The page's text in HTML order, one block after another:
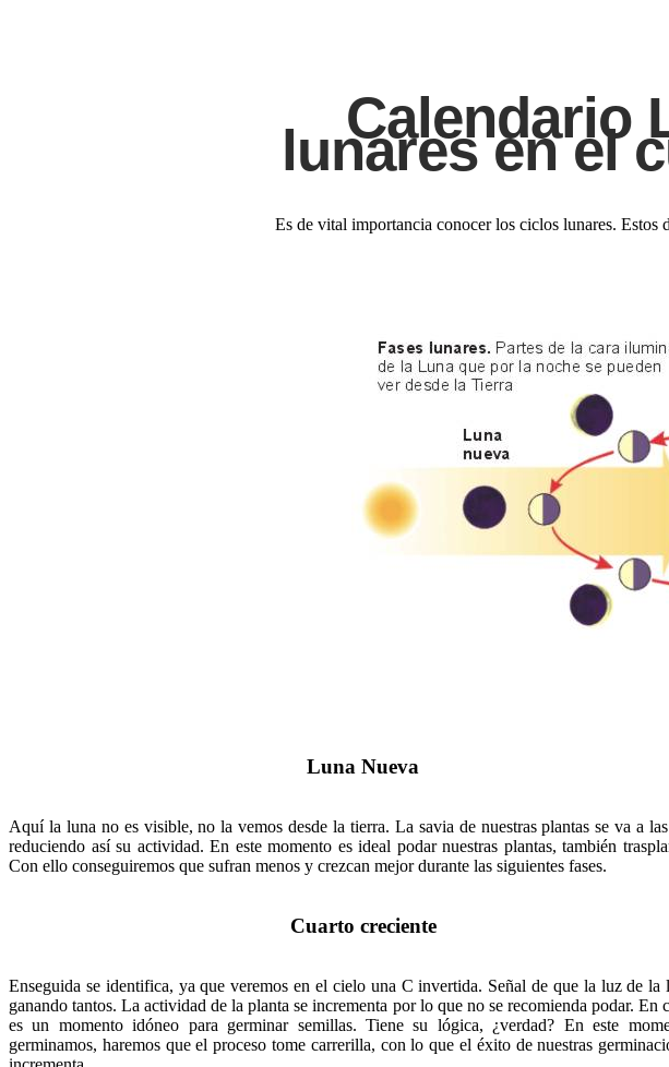
Calendario
lunares en el
Es de vital importancia conocer los ciclos lunares.
Luna Nueva
Aquí la luna no es visible, no la vemos desde la tierra. La savia de nuestras plantas se va a
reduciendo así su actividad. En este momento es ideal podar nuestras plantas, también
Con ello conseguiremos que sufran menos y crezcan mejor durante las siguientes fases.
Cuarto creciente
Enseguida se identifica, ya que veremos en el cielo una C invertida. Señal de que la luz de la
ganando tantos. La actividad de la planta se incrementa por lo que no se recomienda podar. En
es un momento idóneo para germinar semillas. Tiene su lógica, ¿verdad? En este
germinamos, haremos que el proceso tome carrerilla, con lo que el éxito de nuestras